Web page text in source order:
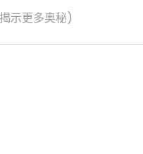
示更多奥秘)